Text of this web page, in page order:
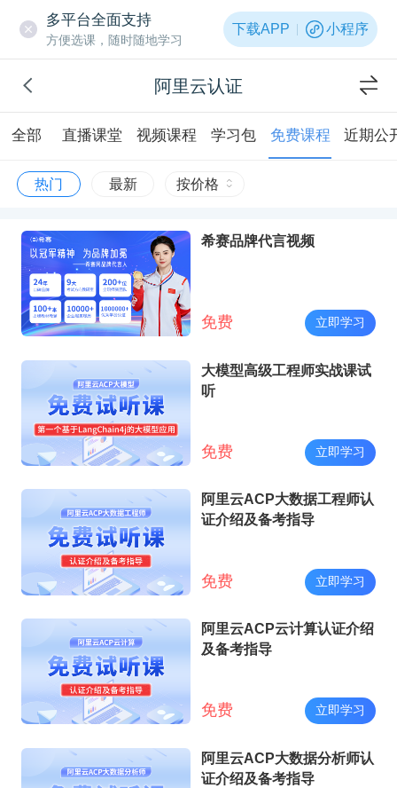
多平台全面支持
方便选课，随时随地学习
下载APP 小程序
阿里云认证
全部 直播课堂 视频课程 学习包 免费课程 近期公
热门 最新 按价格
希赛品牌代言视频
免费 立即学习
大模型高级工程师实战课试
听
免费 立即学习
阿里云ACP大数据工程师认
证介绍及备考指导
免费 立即学习
阿里云ACP云计算认证介绍
及备考指导
免费 立即学习
阿里云ACP大数据分析师认
证介绍及备考指导